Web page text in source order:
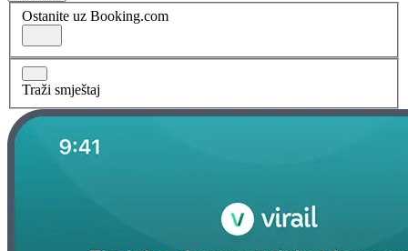
Ostanite uz Booking.com
Traži smještaj